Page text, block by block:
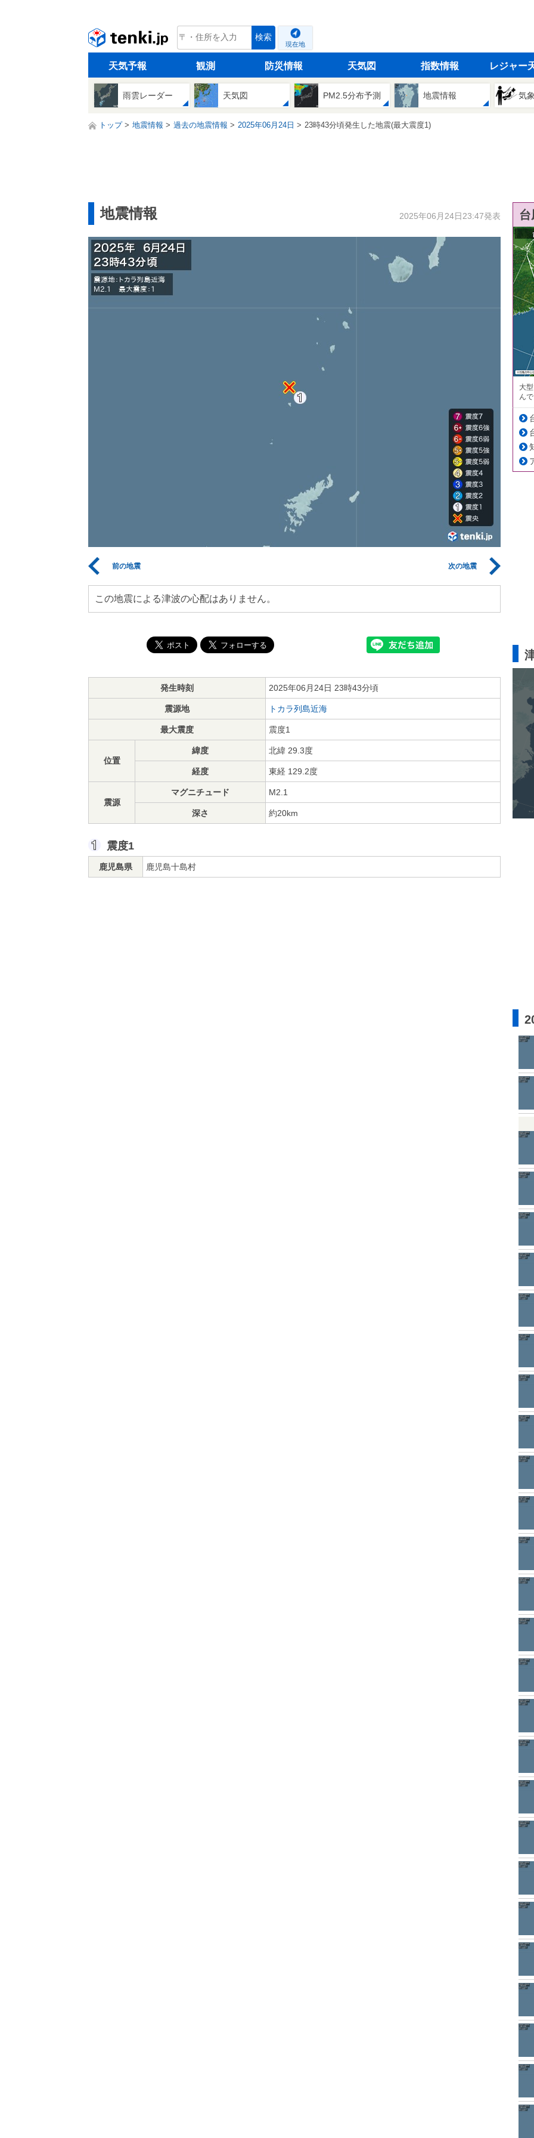
tenki.jp 検索
現在地
天気予報 観測 防災情報 天気図 指数情報 レジャー
雨雲レーダー 天気図 PM2.5分布予測 地震情報 気
トップ 地震情報 過去の地震情報 2025年06月24日 23時43分頃発生した地震(最大震度1)
地震情報 2025年06月24日23:47発表
前の地震 次の地震
この地震による津波の心配はありません。
発生時刻 2025年06月24日 23時43分頃
震源地 トカラ列島近海
最大震度 震度1
位置
緯度 北緯 29.3度
経度 東経 129.2度
震源
マグニチュード M2.1
深さ 約20km
震度1
鹿児島県 鹿児島十島村
大
ん